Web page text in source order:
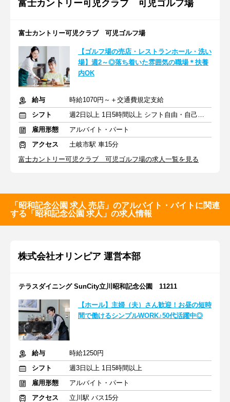
富士カントリー可児クラブ 可児ゴルフ場
富士カントリー可児クラブ 可児ゴルフ場
【ゴルフ場の売店・レストランホール・洗い
場】週2～◎落ち着いた雰囲気の職場＊扶養
内OK
給与
時給1070円～＋交通費規定支給
シフト
週2日以上 1日5時間以上 シフト自由・自己申告
雇用形態
アルバイト・パート
アクセス
土岐市駅 車15分
富士カントリー可児クラブ 可児ゴルフ場の求人一覧を見る
「昭和記念公園 求人 売店」のアルバイト・バイトに関連
する「昭和記念公園 求人」の求人情報
株式会社オリンピア 運営本部
テラスダイニング SunCity立川昭和記念公園 11211
【ホール】主婦（夫）さん歓迎！お昼の短時
間で働けるシンプルWORK♪50代活躍中◎
給与
時給1250円
シフト
週3日以上 1日5時間以上
雇用形態
アルバイト・パート
アクセス
立川駅 バス15分